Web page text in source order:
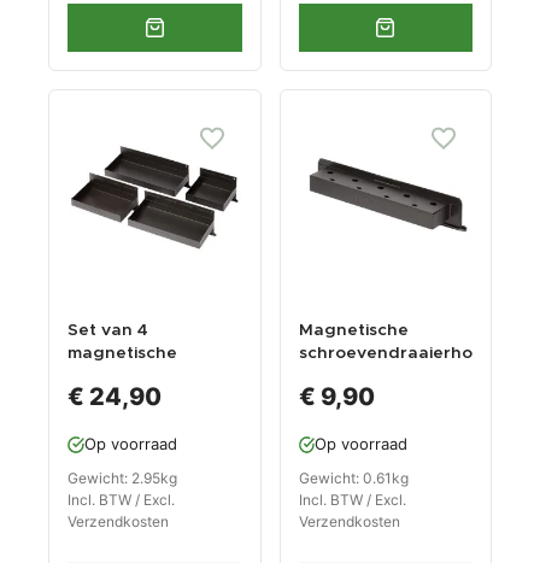
Set van 4
magnetische
€ 24,90
Op voorraad
Gewicht: 2.95kg
Incl. BTW / Excl.
Verzendkosten
Magnetische
schroevendraaierho
€ 9,90
Op voorraad
Gewicht: 0.61kg
Incl. BTW / Excl.
Verzendkosten